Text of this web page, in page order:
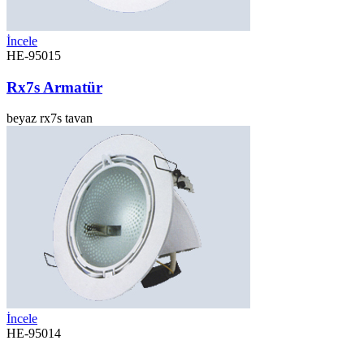
İncele
HE-95015
Rx7s Armatür
beyaz rx7s tavan
İncele
HE-95014